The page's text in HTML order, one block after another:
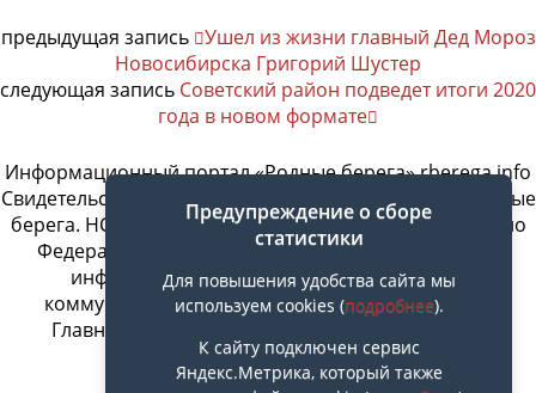
предыдущая запись Ушел из жизни главный Дед Мороз
Новосибирска Григорий Шустер
следующая запись Советский район подведет итоги 2020
года в новом формате
Информационный портал «Родные берега» rberega.info
Свидетельство о регистрации сетевого издания «Родные
берега. НСК»: Эл № ФС77-74717 от 11.01.2019 г., выдано
Федеральной службой по надзору в сфере связи,
информационных технологий и массовых
коммуникаций. Учредитель ООО «СовИнформ».
Главный редактор Байжанов Ерлан Омарович
Предупреждение о сборе
статистики
Для повышения удобства сайта мы
используем cookies (подробнее).
К сайту подключен сервис
Яндекс.Метрика, который также